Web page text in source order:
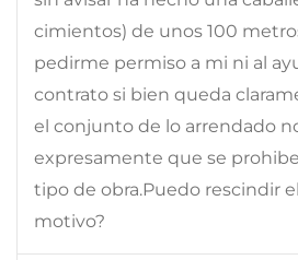
cimientos) de unos 100
pedirme permiso a mi ni al
contrato si bien queda
el conjunto de lo arrendado
expresamente que se
tipo de obra.Puedo rescindir
motivo?